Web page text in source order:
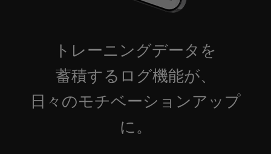
トレーニングデータを
蓄積するログ機能が、
日々のモチベーションアップ
に。